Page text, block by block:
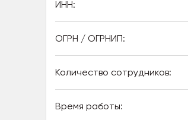
ИНН:
ОГРН / ОГРНИП:
Количество сотрудников:
Время работы: